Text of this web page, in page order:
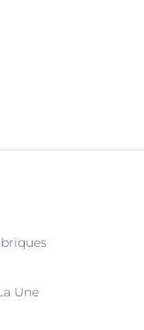
Une